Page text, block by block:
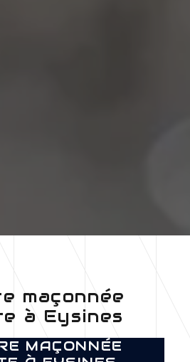
maçonnée
à Eysines
MAÇONNÉE